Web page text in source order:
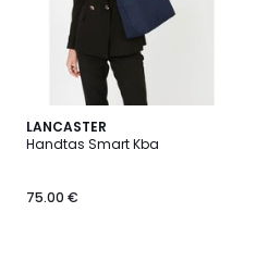
LANCASTER
Handtas Smart Kba
75.00 €
4.6
/ 5
3
Kleuren